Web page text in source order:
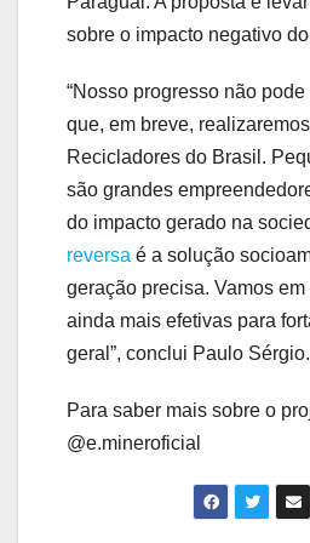
sobre o impacto negativo
“Nosso progresso não
que, em breve,
Recicladores do Brasil.
são grandes
do impacto gerado na
reversa é a solução
geração precisa. Vamos
ainda mais efetivas para
geral”, conclui Paulo Sérgio.
Para saber mais sobre o
@e.mineroficial